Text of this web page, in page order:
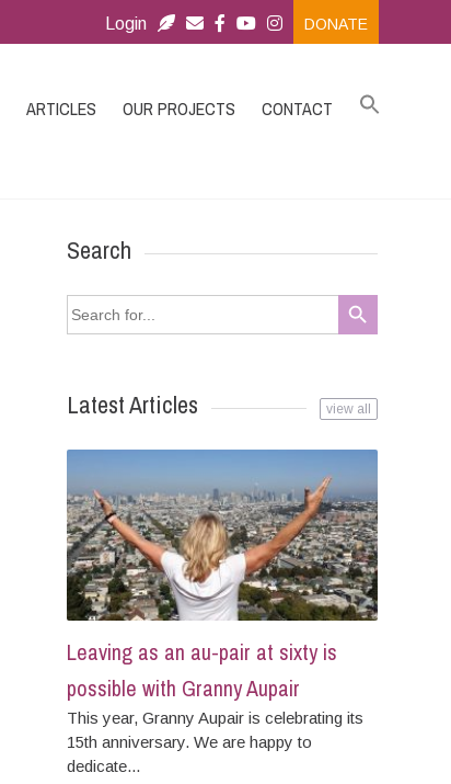
Login DONATE
ARTICLES OUR PROJECTS CONTACT
Search
Search
for:
Search Button
Latest Articles view all
Leaving as an au-pair at sixty is
possible with Granny Aupair
This year, Granny Aupair is celebrating its
15th anniversary. We are happy to
dedicate...